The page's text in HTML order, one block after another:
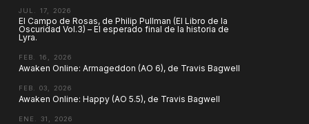
JUL. 17, 2026
El Campo de Rosas, de Philip Pullman (El Libro de la
Oscuridad Vol.3) – El esperado final de la historia de
Lyra.
FEB. 16, 2026
Awaken Online: Armageddon (AO 6), de Travis Bagwell
FEB. 03, 2026
Awaken Online: Happy (AO 5.5), de Travis Bagwell
ENE. 31, 2026